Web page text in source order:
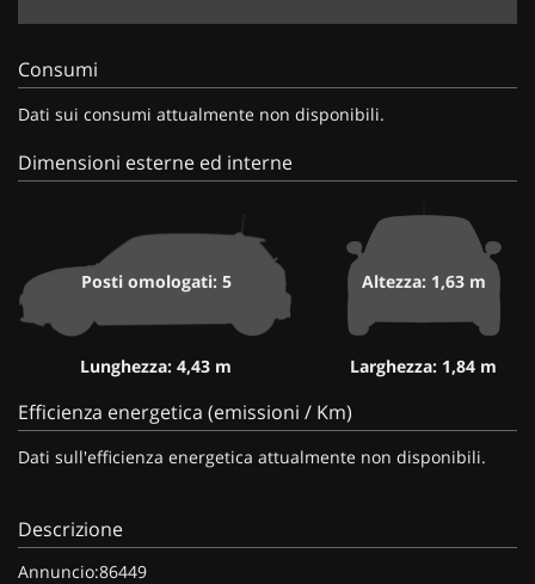
Consumi
Dati sui consumi attualmente non disponibili.
Dimensioni esterne ed interne
Posti omologati: 5
Lunghezza: 4,43 m
Altezza: 1,63 m
Larghezza: 1,84 m
Efficienza energetica (emissioni / Km)
Dati sull'efficienza energetica attualmente non disponibili.
Descrizione
Annuncio:86449